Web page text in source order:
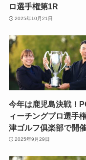
ロ選手権第1R
2025年10月21日
今年は鹿児島決戦！
ィーチングプロ選手
津ゴルフ俱楽部で開
2025年9月29日